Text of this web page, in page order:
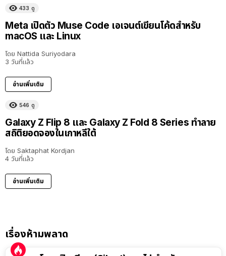
433 ดู
Meta เปิดตัว Muse Code เอเจนต์เขียนโค้ดสำหรับ
macOS และ Linux
โดย Nattida Suriyodara
3 วันที่แล้ว
อ่านเพิ่มเติม
546 ดู
Galaxy Z Flip 8 และ Galaxy Z Fold 8 Series ทำลาย
สถิติยอดจองในเกาหลีใต้
โดย Saktaphat Kordjan
4 วันที่แล้ว
อ่านเพิ่มเติม
เรื่องห้ามพลาด